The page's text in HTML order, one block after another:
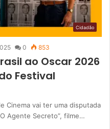
Cidadão
0 853
ao Oscar 2026
Festival
Cinema vai ter uma disputada
Agente Secreto”, filme…